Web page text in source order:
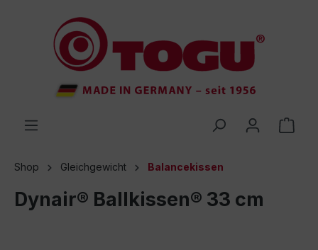
springen
Shop Gleichgewicht Balancekissen
Dynair® Ballkissen® 33 cm